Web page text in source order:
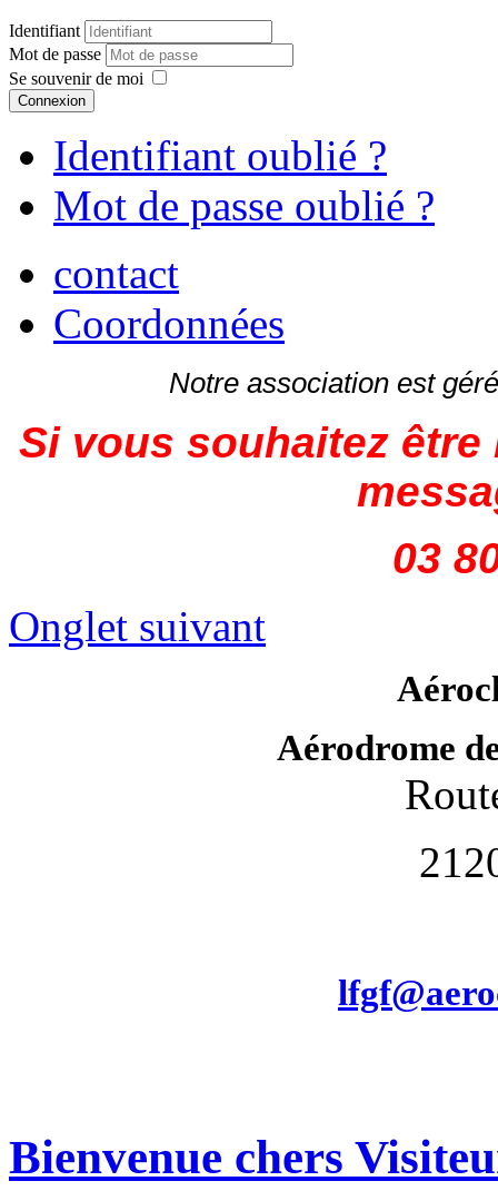
Identifiant
Mot de passe
Se souvenir de moi
Connexion
Identifiant oublié ?
Mot de passe oublié ?
contact
Coordonnées
Notre association est
Si vous souhaitez
03
Onglet suivant
Aérodrome
Bienvenue chers